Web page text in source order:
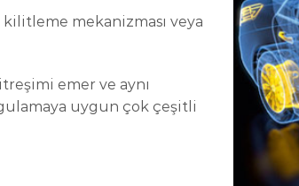
mekanizması veya
emer ve aynı
uygun çok çeşitli